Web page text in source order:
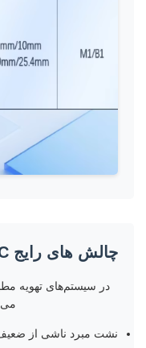
چالش های رایج HVAC
در سیستم‌های تهویه
نشت مبرد ناشی از ضعیف